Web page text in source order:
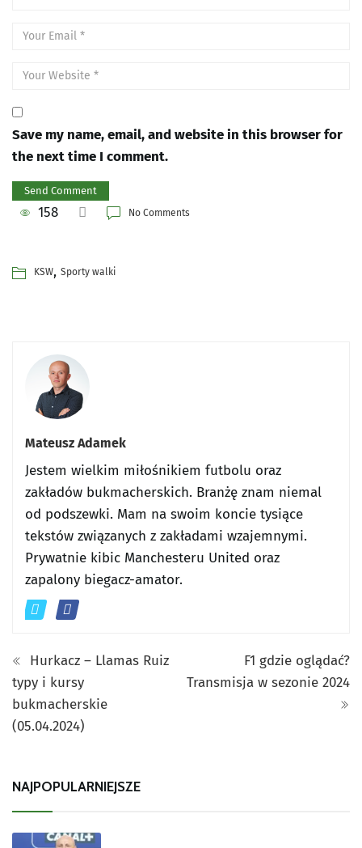
Save my name, email, and website in this browser for
the next time I comment.
158 No Comments
KSW, Sporty walki
Mateusz Adamek
Jestem wielkim miłośnikiem futbolu oraz
zakładów bukmacherskich. Branżę znam niemal
od podszewki. Mam na swoim koncie tysiące
tekstów związanych z zakładami wzajemnymi.
Prywatnie kibic Manchesteru United oraz
zapalony biegacz-amator.
Hurkacz – Llamas Ruiz
typy i kursy
bukmacherskie
(05.04.2024)
F1 gdzie oglądać?
Transmisja w sezonie 2024
NAJPOPULARNIEJSZE